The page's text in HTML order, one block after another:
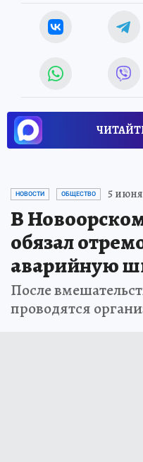
НОВОСТИ ОБЩЕСТВО 5 июня
В
обязал
аварийную
После
проводятся